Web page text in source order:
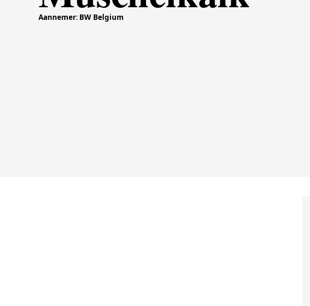
Aannemer: BW Belgium